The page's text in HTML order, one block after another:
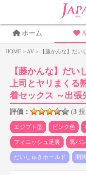
ホーム
HOME > AV > 【藤かんな】だ
【藤かんな】だい
上司とヤリまくる
着セックス ～出張
評価： (3
エジプト型 ピンク色
フィニッシュ足裏 黒パ
だいしゅきホールド 開脚